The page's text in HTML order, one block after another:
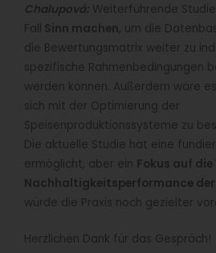
Chalupová: Weiterführende
Fall Sinn machen, um die
die Bewertungsmatrix weiter zu
spezifische Rahmenbedingungen
werden können. Außerdem wäre
sich mit der Optimierung der
Speisenproduktionssysteme zu
Die aktuelle Studie hat eine
ermöglicht, aber ein Fokus auf
Nachhaltigkeitsperformance der
würde die Praxis noch gezielter
Herzlichen Dank für das Gespräch!